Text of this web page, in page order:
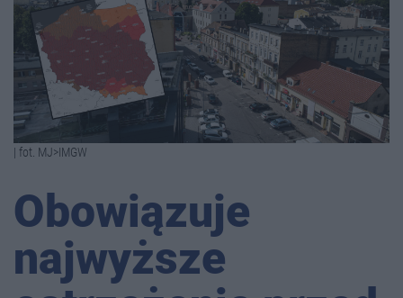
| fot. MJ>IMGW
Obowiązuje
najwyższe